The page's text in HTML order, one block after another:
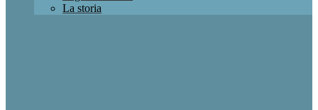
La storia